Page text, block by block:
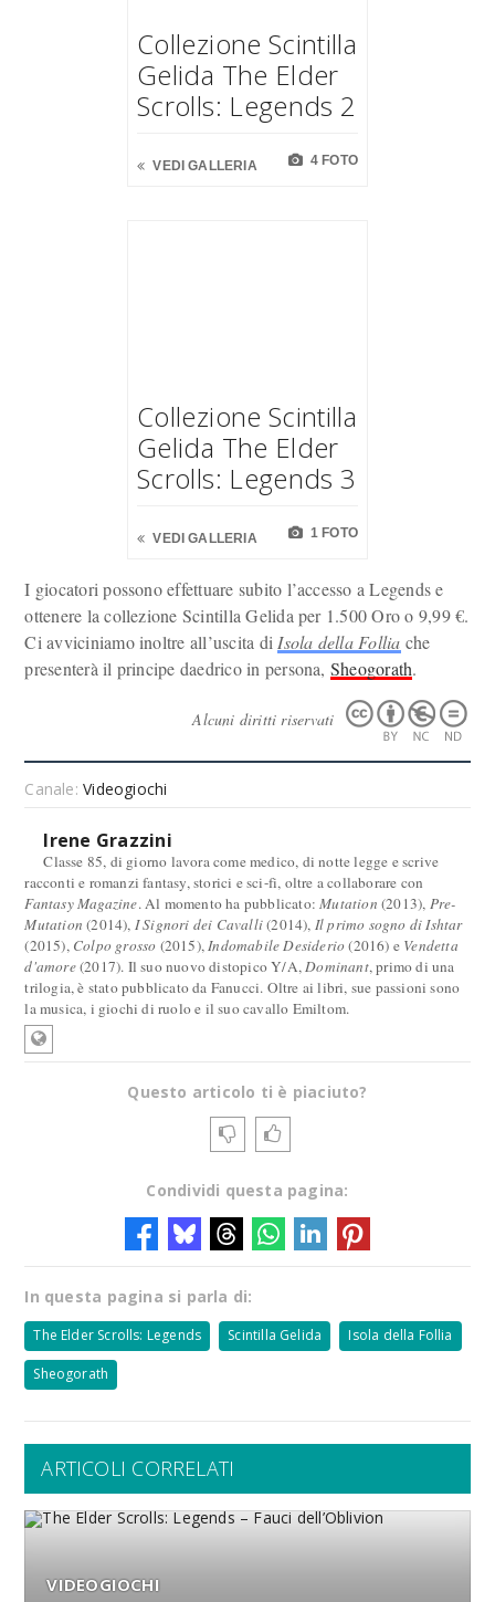
Collezione Scintilla
Gelida The Elder
Scrolls: Legends 2
VEDI GALLERIA 4 FOTO
Collezione Scintilla
Gelida The Elder
Scrolls: Legends 3
VEDI GALLERIA 1 FOTO
I giocatori possono effettuare subito l’accesso a Legends e
ottenere la collezione Scintilla Gelida per 1.500 Oro o 9,99 €.
Ci avviciniamo inoltre all’uscita diIsola della Follia che
presenterà il principe daedrico in persona, Sheogorath.
Alcuni diritti riservati
Canale:Videogiochi
Irene Grazzini
Classe 85, di giorno lavora come medico, di notte legge e scrive
racconti e romanzi fantasy, storici e sci-fi, oltre a collaborare con
Fantasy Magazine. Al momento ha pubblicato:Mutation (2013), Pre-
Mutation (2014), I Signori dei Cavalli(2014), Il primo sogno di Ishtar
(2015), Colpo grosso (2015),Indomabile Desiderio (2016) e Vendetta
d'amore(2017). Il suo nuovo distopico Y/A,Dominant, primo di una
trilogia, è stato pubblicato da Fanucci. Oltre ai libri, sue passioni sono
la musica, i giochi di ruolo e il suo cavallo Emiltom.
Questo articolo ti è piaciuto?
Condividi questa pagina:
In questa pagina si parla di:
The Elder Scrolls: Legends Scintilla Gelida Isola della Follia
Sheogorath
ARTICOLI CORRELATI
VIDEOGIOCHI